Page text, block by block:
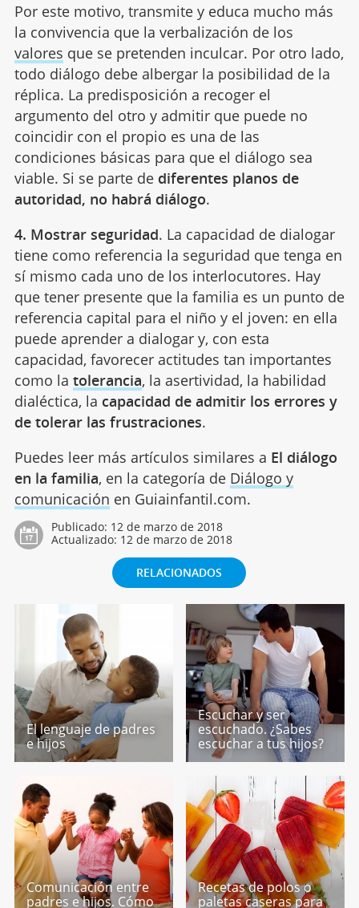
Por este motivo, transmite y educa mucho más
la convivencia que la verbalización de los
valores que se pretenden inculcar. Por otro lado,
todo diálogo debe albergar la posibilidad de la
réplica. La predisposición a recoger el
argumento del otro y admitir que puede no
coincidir con el propio es una de las
condiciones básicas para que el diálogo sea
viable. Si se parte de diferentes planos de
autoridad, no habrá diálogo.
4. Mostrar seguridad. La capacidad de dialogar
tiene como referencia la seguridad que tenga en
sí mismo cada uno de los interlocutores. Hay
que tener presente que la familia es un punto de
referencia capital para el niño y el joven: en ella
puede aprender a dialogar y, con esta
capacidad, favorecer actitudes tan importantes
como la tolerancia, la asertividad, la habilidad
dialéctica, la capacidad de admitir los errores y
de tolerar las frustraciones.
Puedes leer más artículos similares a El diálogo
en la familia, en la categoría de Diálogo y
comunicación en Guiainfantil.com.
Publicado: 12 de marzo de 2018
Actualizado: 12 de marzo de 2018
RELACIONADOS
El lenguaje de padres
e hijos
Escuchar y ser
escuchado. ¿Sabes
escuchar a tus hijos?
Comunicación entre
padres e hijos. Cómo
Recetas de polos o
paletas caseras para